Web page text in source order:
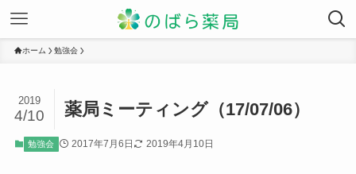
ホーム 勉強会
薬局ミーティング（17/07/06）
2019
4/10
勉強会 2017年7月6日 2019年4月10日